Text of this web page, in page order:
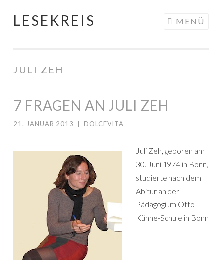
Springe
LESEKREIS MENÜ
JULI ZEH
7 FRAGEN AN JULI ZEH
21. JANUAR 2013 DOLCEVITA
Juli Zeh, geboren am
30. Juni 1974 in Bonn,
studierte nach dem
Abitur an der
Pädagogium Otto-
Kühne-Schule in Bonn